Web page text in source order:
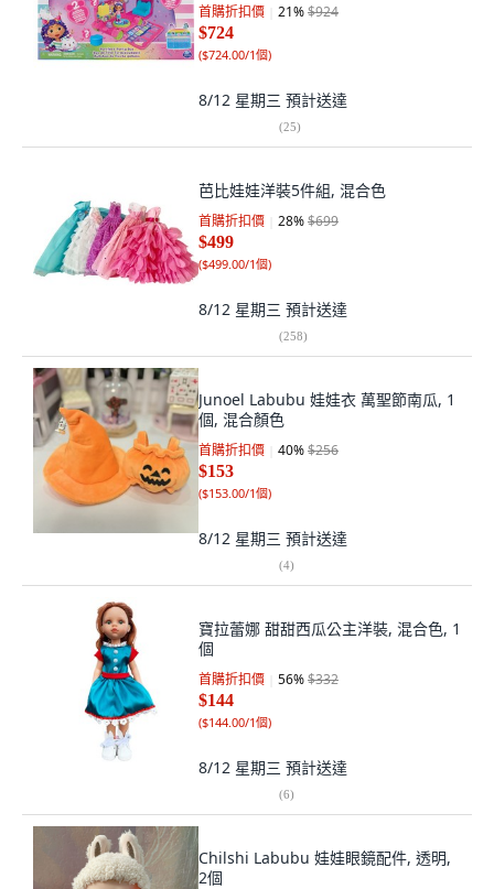
首購折扣價 21%$924
$724
($724.00/1個)
8/12 星期三 預計送達
(25)
芭比娃娃洋裝5件組, 混合色
首購折扣價 28%$699
$499
($499.00/1個)
8/12 星期三 預計送達
(258)
Junoel Labubu 娃娃衣 萬聖節南瓜, 1
個, 混合顏色
首購折扣價 40%$256
$153
($153.00/1個)
8/12 星期三 預計送達
(4)
寶拉蕾娜 甜甜西瓜公主洋裝, 混合色, 1
個
首購折扣價 56%$332
$144
($144.00/1個)
8/12 星期三 預計送達
(6)
Chilshi Labubu 娃娃眼鏡配件, 透明,
2個